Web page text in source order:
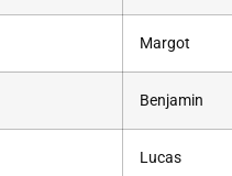
Margot
Benjamin
Lucas